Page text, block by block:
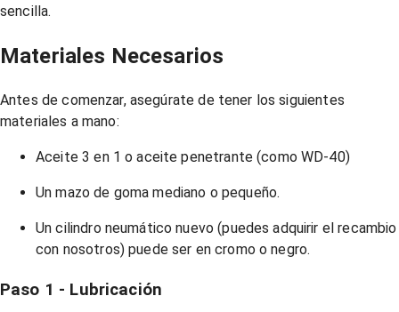
sencilla.
Materiales Necesarios
Antes de comenzar, asegúrate de tener los siguientes
materiales a mano:
Aceite 3 en 1 o aceite penetrante (como WD-40)
Un mazo de goma mediano o pequeño.
Un cilindro neumático nuevo (puedes adquirir el recambio
con nosotros) puede ser en cromo o negro.
Paso 1 - Lubricación